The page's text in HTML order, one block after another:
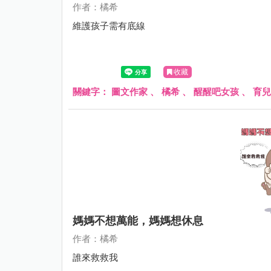
作者：橘希
維護孩子需有底線
收藏
關鍵字： 圖文作家 、 橘希 、 醒醒吧女孩 、 育
媽媽不想萬能，媽媽想休息
作者：橘希
誰來救救我